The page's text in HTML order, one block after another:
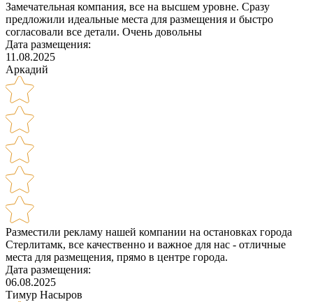
Замечательная компания, все на высшем уровне. Сразу
предложили идеальные места для размещения и быстро
согласовали все детали. Очень довольны
Дата размещения:
11.08.2025
Аркадий
Разместили рекламу нашей компании на остановках города
Стерлитамк, все качественно и важное для нас - отличные
места для размещения, прямо в центре города.
Дата размещения:
06.08.2025
Тимур Насыров